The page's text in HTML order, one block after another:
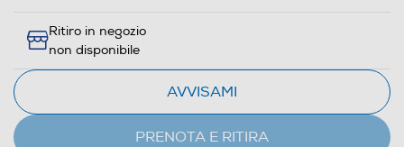
Ritiro in negozio
non disponibile
AVVISAMI
PRENOTA E RITIRA